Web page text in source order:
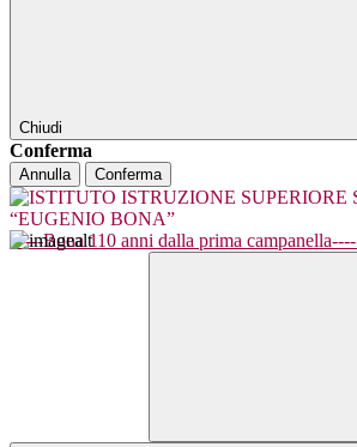
Chiudi
Conferma
Annulla Conferma
----Bona 110 anni dalla prima campanella----